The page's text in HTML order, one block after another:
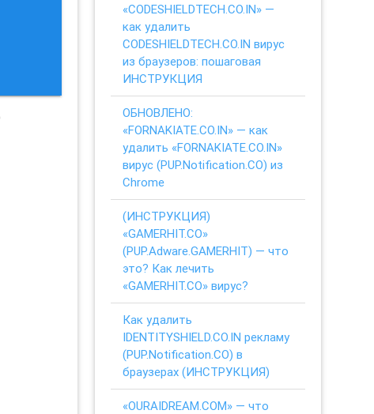
«CODESHIELDTECH.CO.IN» —
как удалить
CODESHIELDTECH.CO.IN вирус
из браузеров: пошаговая
ИНСТРУКЦИЯ
ОБНОВЛЕНО:
«FORNAKIATE.CO.IN» — как
удалить «FORNAKIATE.CO.IN»
вирус (PUP.Notification.CO) из
Chrome
(ИНСТРУКЦИЯ)
«GAMERHIT.CO»
(PUP.Adware.GAMERHIT) — что
это? Как лечить
«GAMERHIT.CO» вирус?
Как удалить
IDENTITYSHIELD.CO.IN рекламу
(PUP.Notification.CO) в
браузерах (ИНСТРУКЦИЯ)
«OURAIDREAM.COM» — что